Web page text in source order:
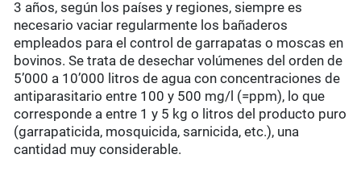
3 años, según los países y regiones, siempre es
necesario vaciar regularmente los bañaderos
empleados para el control de garrapatas o moscas en
bovinos. Se trata de desechar volúmenes del orden de
5’000 a 10’000 litros de agua con concentraciones de
antiparasitario entre 100 y 500 mg/l (=ppm), lo que
corresponde a entre 1 y 5 kg o litros del producto puro
(garrapaticida, mosquicida, sarnicida, etc.), una
cantidad muy considerable.